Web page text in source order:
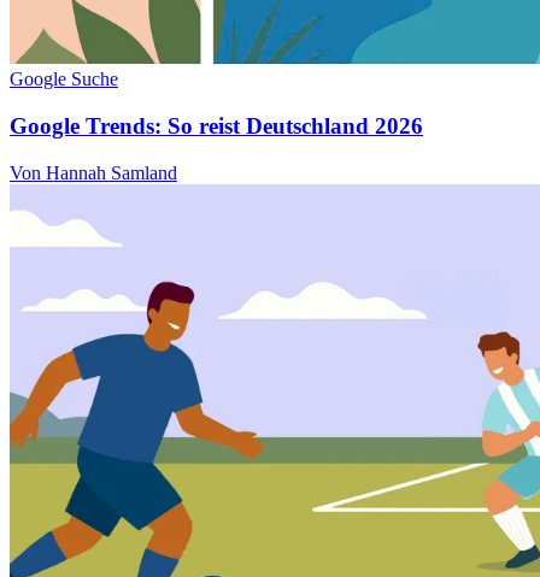
Google Suche
Google Trends: So reist Deutschland 2026
Von Hannah Samland